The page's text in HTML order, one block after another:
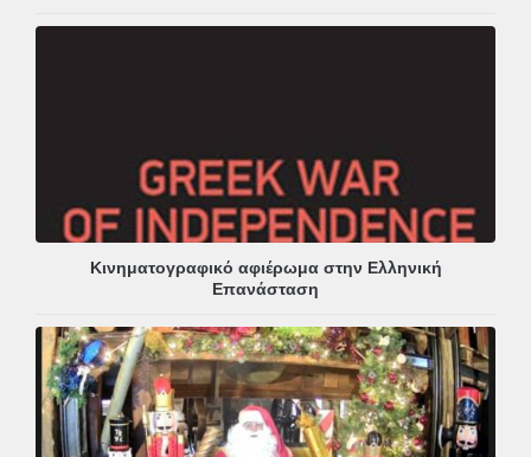
Κινηματογραφικό αφιέρωμα στην Ελληνική
Επανάσταση